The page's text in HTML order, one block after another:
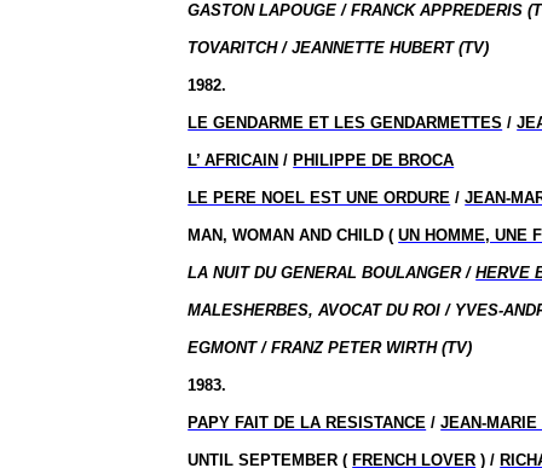
GASTON LAPOUGE / FRANCK APPREDERIS
TOVARITCH / JEANNETTE HUBERT (TV)
1982.
LE GENDARME ET LES GENDARMETTES /
L’ AFRICAIN / PHILIPPE DE BROCA
LE PERE NOEL EST UNE ORDURE /JEAN-
MAN, WOMAN AND CHILD (UN HOMME, UNE
LA NUIT DU GENERAL BOULANGER /HERVE
MALESHERBES, AVOCAT DU ROI / YVES-
EGMONT / FRANZ PETER WIRTH (TV)
1983.
PAPY FAIT DE LA RESISTANCE /JEAN-MARIE
UNTIL SEPTEMBER ( FRENCH LOVER ) /